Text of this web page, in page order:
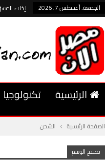
الجمعة, أغسطس 7, 2026 إخلاء
الرئيسية تكنولوجيا
الصفحة الرئيسية الشحن
تصفح الوسم